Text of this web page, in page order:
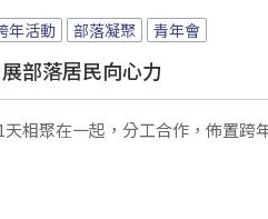
年活動 部落凝聚 青年會
部落居民向心力
相聚在一起，分工合作，佈置跨